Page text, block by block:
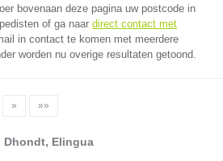
bovenaan deze pagina uw postcode in
of ga naar direct contact met
in contact te komen met meerdere
worden nu overige resultaten getoond.
» »»
Elingua